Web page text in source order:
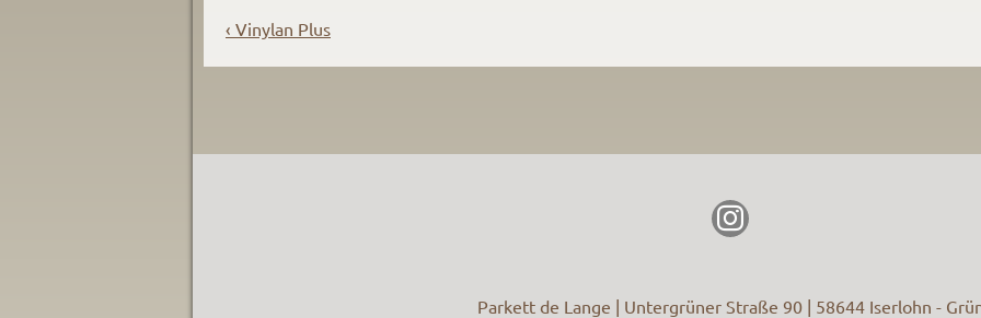
Vinylan Plus
Parkett de Lange | Untergrüner Straße 90 | 58644 Iserlohn -